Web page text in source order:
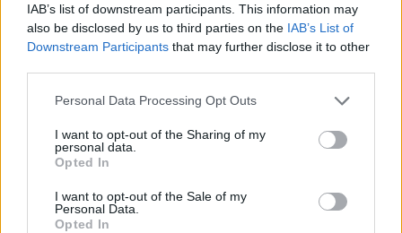
IAB’s list of downstream participants. This information may
also be disclosed by us to third parties on the IAB’s List of
Downstream Participants that may further disclose it to other
Personal Data Processing Opt Outs
I want to opt-out of the Sharing of my
personal data.
Opted In
I want to opt-out of the Sale of my
Personal Data.
Opted In